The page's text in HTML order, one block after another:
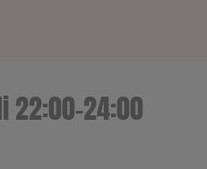
22:00-24:00